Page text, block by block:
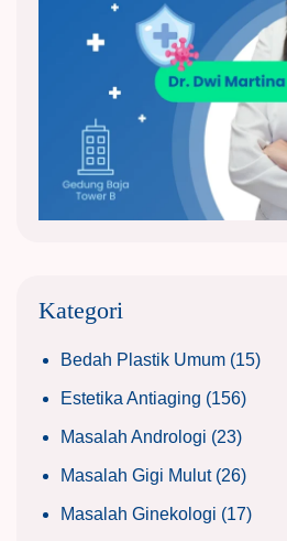
Kategori
Bedah Plastik Umum (15)
Estetika Antiaging (156)
Masalah Andrologi (23)
Masalah Gigi Mulut(26)
Masalah Ginekologi (17)